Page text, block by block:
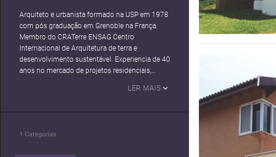
Arquiteto e urbanista formado na USP em 1978
com pós graduação em Grenoble na França.
Membro do CRATerre ENSAG Centro
Internacional de Arquitetura de terra e
desenvolvimento sustentável. Experiencia de 40
anos no mercado de projetos residenciais,
confortáveis, sustentáveis e econômicas.
LER MAIS
1 Categorias